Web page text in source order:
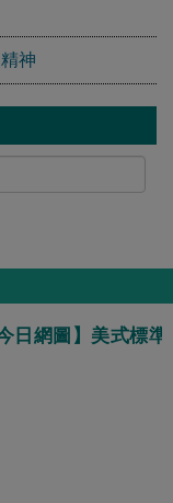
神
今日網圖】美式標準